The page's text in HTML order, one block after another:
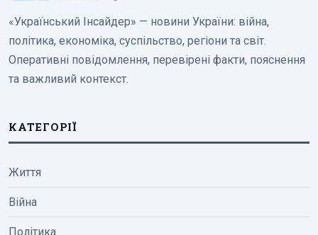
«Український Інсайдер» — новини України: війна,
політика, економіка, суспільство, регіони та світ.
Оперативні повідомлення, перевірені факти, пояснення
та важливий контекст.
КАТЕГОРІЇ
Життя
Війна
Політика